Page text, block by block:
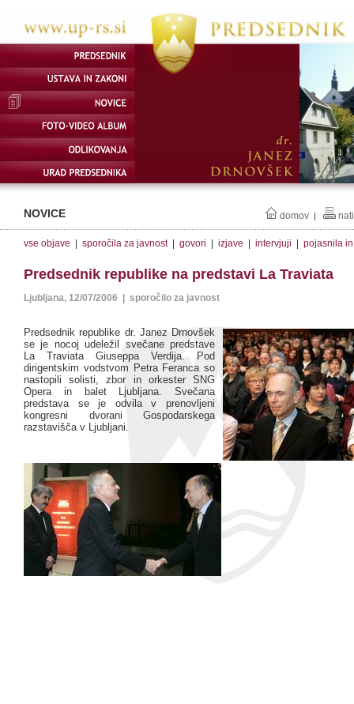
NOVICE domov |
vse objave sporočila za javnost| govori izjave intervjuji pojasnila
Predsednik republike na predstavi La Traviata
Ljubljana, 12/07/2006 | sporočilo za javnost
Predsednik republike dr. Janez Drnovšek
se je nocoj udeležil svečane predstave
La Traviata Giuseppa Verdija. Pod
dirigentskim vodstvom Petra Feranca so
nastopili solisti, zbor in orkester SNG
Opera in balet Ljubljana. Svečana
predstava se je odvila v prenovljeni
kongresni dvorani Gospodarskega
razstavišča v Ljubljani.